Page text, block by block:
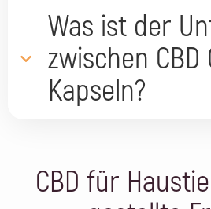
Was ist der
zwischen CBD
Kapseln?
CBD für